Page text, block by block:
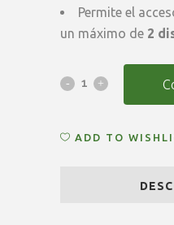
Permite el
un máximo de 2
Suscripción
ERGOsoft
ADD TO